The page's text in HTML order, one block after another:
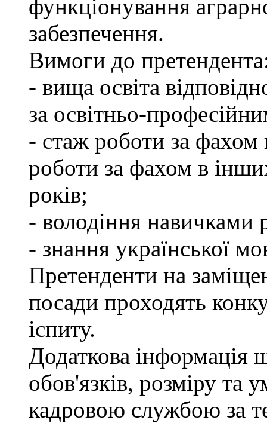
функціонування
забезпечення.
Вимоги до
- вища освіта
за освітньо-
- стаж роботи за
роботи за фахом в
років;
- володіння навичками
- знання української
Претенденти на
посади проходять
іспиту.
Додаткова інформація
обов'язків, розміру та
кадровою службою за